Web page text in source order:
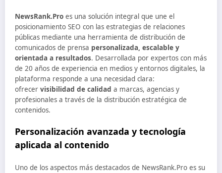
NewsRank.Pro es una solución integral que une el
posicionamiento SEO con las estrategias de relaciones
públicas mediante una herramienta de distribución de
comunicados de prensa personalizada, escalable y
orientada a resultados. Desarrollada por expertos con más
de 20 años de experiencia en medios y entornos digitales, la
plataforma responde a una necesidad clara:
ofrecer visibilidad de calidad a marcas, agencias y
profesionales a través de la distribución estratégica de
contenidos.
Personalización avanzada y tecnología
aplicada al contenido
Uno de los aspectos más destacados de NewsRank.Pro es su